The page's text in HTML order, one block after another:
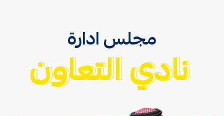
مجلس ادارة
نادي التعاون